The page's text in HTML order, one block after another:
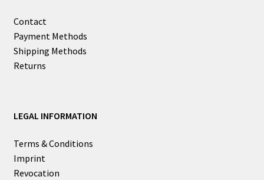
Contact
Payment Methods
Shipping Methods
Returns
LEGAL INFORMATION
Terms & Conditions
Imprint
Revocation